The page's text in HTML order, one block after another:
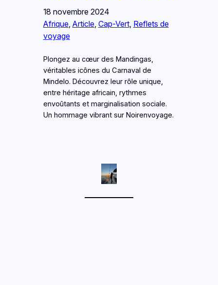
18 novembre 2024
Afrique, Article, Cap-Vert, Reflets de
voyage
Plongez au cœur des Mandingas,
véritables icônes du Carnaval de
Mindelo. Découvrez leur rôle unique,
entre héritage africain, rythmes
envoûtants et marginalisation sociale.
Un hommage vibrant sur Noirenvoyage.